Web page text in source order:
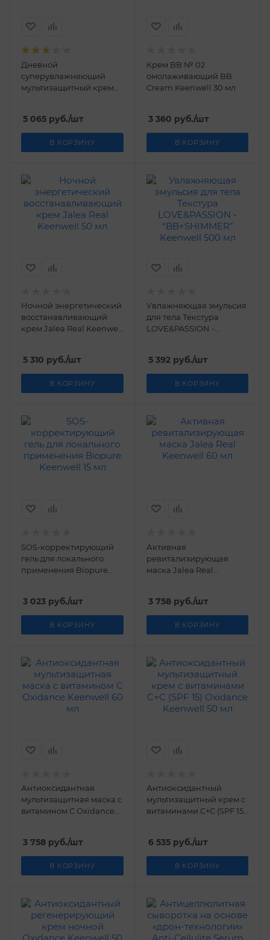
Дневной
суперувлажняющий
мультизащитный крем
5 065 руб./шт
В КОРЗИНУ
Крем BB № 02
омолаживающий BB
Cream Keenwell 30 мл
3 360 руб./шт
В КОРЗИНУ
Ночной энергетический
восстанавливающий
крем Jalea Real Keenwell
5 310 руб./шт
В КОРЗИНУ
Увлажняющая эмульсия
для тела Текстура
LOVE&PASSION -
5 392руб./шт
В КОРЗИНУ
SOS-корректирующий
гель для локального
применения Biopure
3 023 руб./шт
В КОРЗИНУ
Активная
ревитализирующая
маска Jalea Real
3 758руб./шт
В КОРЗИНУ
Антиоксидантная
мультизащитная маска с
витамином С Oxidance
3 758 руб./шт
В КОРЗИНУ
Антиоксидантный
мультизащитный крем с
витаминами C+C (SPF 15)
6 535руб./шт
В КОРЗИНУ